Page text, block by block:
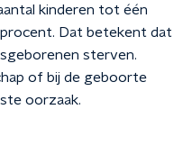
kinderen tot één
Dat betekent dat
sterven.
of bij de geboorte
oorzaak.